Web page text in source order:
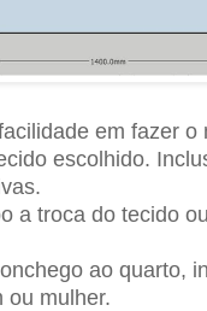
em fazer o
escolhido.
a troca do tecido
ao quarto,
ou mulher.